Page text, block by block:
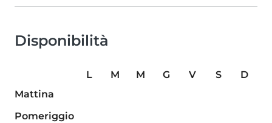
Disponibilità
L M M G V S
D
Mattina
Pomeriggio